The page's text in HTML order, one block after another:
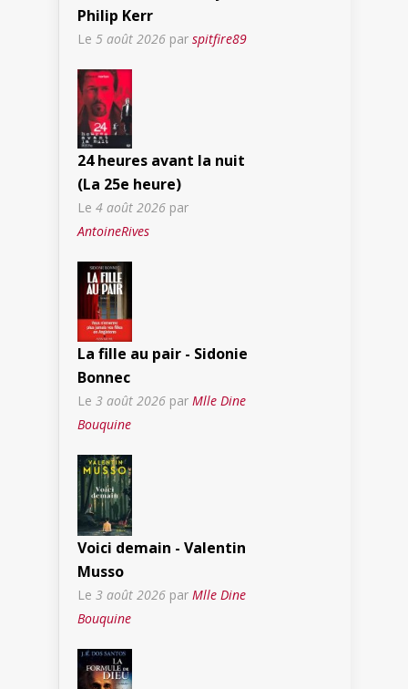
Philip Kerr
Le 5 août 2026 par spitfire89
24 heures avant la nuit
(La 25e heure)
Le 4 août 2026 par
AntoineRives
La fille au pair - Sidonie
Bonnec
Le 3 août 2026 par Mlle Dine
Bouquine
Voici demain - Valentin
Musso
Le 3 août 2026 par Mlle Dine
Bouquine